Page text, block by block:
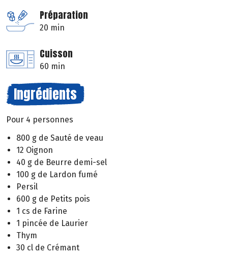
Préparation
20 min
Cuisson
60 min
Ingrédients
Pour 4 personnes
800 g de Sauté de veau
12 Oignon
40 g de Beurre demi-sel
100 g de Lardon fumé
Persil
600 g de Petits pois
1 cs de Farine
1 pincée de Laurier
Thym
30 cl de Crémant